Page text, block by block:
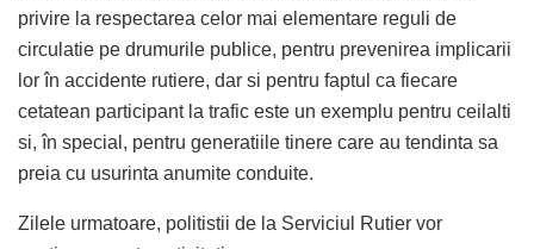
privire la respectarea celor mai elementare reguli de
circulatie pe drumurile publice, pentru prevenirea implicarii
lor în accidente rutiere, dar si pentru faptul ca fiecare
cetatean participant la trafic este un exemplu pentru ceilalti
si, în special, pentru generatiile tinere care au tendinta sa
preia cu usurinta anumite conduite.
Zilele urmatoare, politistii de la Serviciul Rutier vor